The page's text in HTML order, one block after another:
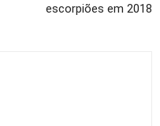
escorpiões em 2018